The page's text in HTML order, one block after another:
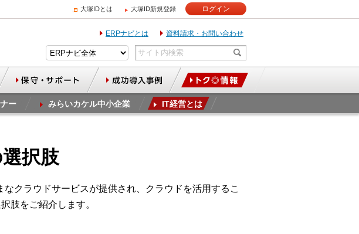
大塚IDとは 大塚ID新規登録 ログイン
ERPナビとは 資料請求・お問い合わせ
ー みらいカケル中小企業 IT経営とは
択肢
クラウドサービスが提供され、クラウドを活用するこ
肢をご紹介します。